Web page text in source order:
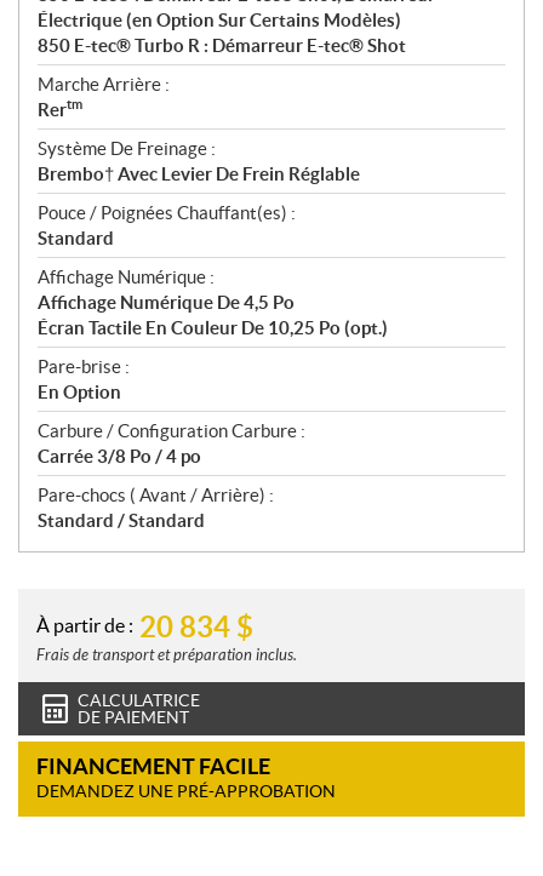
Électrique (en Option Sur Certains Modèles)
850 E-tec® Turbo R : Démarreur E-tec® Shot
Marche Arrière :
Rertm
Système De Freinage :
Brembo† Avec Levier De Frein Réglable
Pouce / Poignées Chauffant(es) :
Standard
Affichage Numérique :
Affichage Numérique De 4,5 Po
Écran Tactile En Couleur De 10,25 Po (opt.)
Pare-brise :
En Option
Carbure / Configuration Carbure :
Carrée 3/8 Po / 4 po
Pare-chocs ( Avant / Arrière) :
Standard / Standard
À partir de : 20 834 $
Frais de transport et préparation inclus.
CALCULATRICE
DE PAIEMENT
FINANCEMENT FACILE
DEMANDEZ UNE PRÉ-APPROBATION